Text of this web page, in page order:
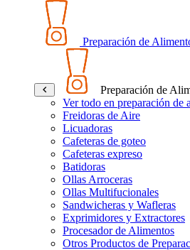
Preparación de
Preparación de
Ver todo en preparación de
Freidoras de Aire
Licuadoras
Cafeteras de goteo
Cafeteras expreso
Batidoras
Ollas Arroceras
Ollas Multifucionales
Sandwicheras y Wafleras
Exprimidores y Extractores
Procesador de Alimentos
Otros Productos de